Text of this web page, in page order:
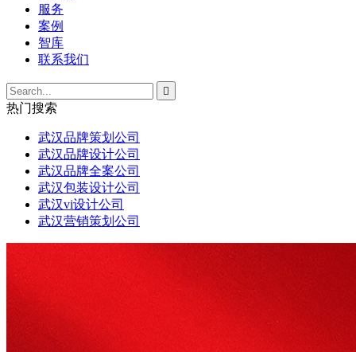
服务
案例
智库
联系我们

热门搜索
武汉品牌策划公司
武汉品牌设计公司
武汉品牌全案公司
武汉包装设计公司
武汉vi设计公司
武汉营销策划公司